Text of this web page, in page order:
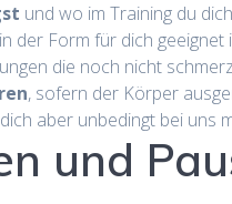
und wo im Training du
der Form für dich geeignet
die noch nicht
, sofern der Körper
aber unbedingt bei uns
und